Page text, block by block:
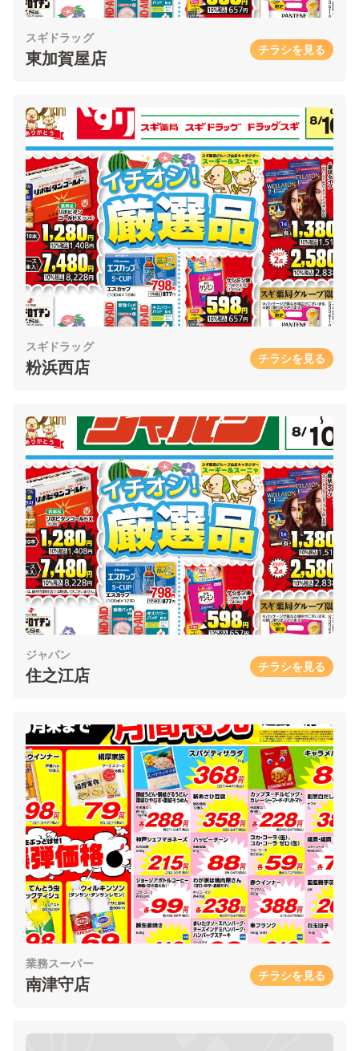
スギドラッグ
東加賀屋店 チラシを見る
スギドラッグ
粉浜西店 チラシを見る
ジャパン
住之江店 チラシを見る
業務スーパー
南津守店 チラシを見る